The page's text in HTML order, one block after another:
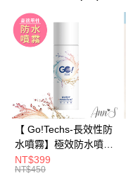
信用卡分期付款
3 期 0 利率 每期
合作金庫商業銀行
華南商業銀行
上海商業儲蓄銀行
國泰世華商業銀行
臺灣中小企業銀行
匯豐（台灣）商業銀行
聯邦商業銀行
元大商業銀行
6 期 0 利率 每期
合作金庫商業銀行
華南商業銀行
上海商業儲蓄銀行
國泰世華商業銀行
臺灣中小企業銀行
匯豐（台灣）商業銀行
聯邦商業銀行
超商取貨付款
LINE Pay
Apple Pay
【 Go!Techs-長效性防
水噴霧】極效防水噴霧
280ml
NT$399
NT$450